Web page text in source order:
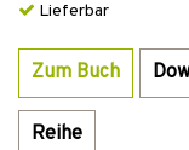
Lieferbar
Zum Buch
Reihe